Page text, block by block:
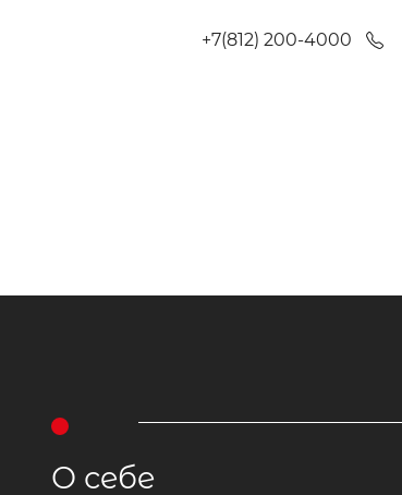
+7(812) 200-4000
О себе